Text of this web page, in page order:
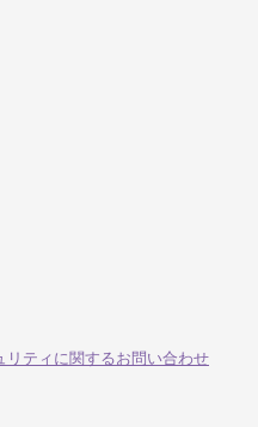
リティに関するお問い合わせ